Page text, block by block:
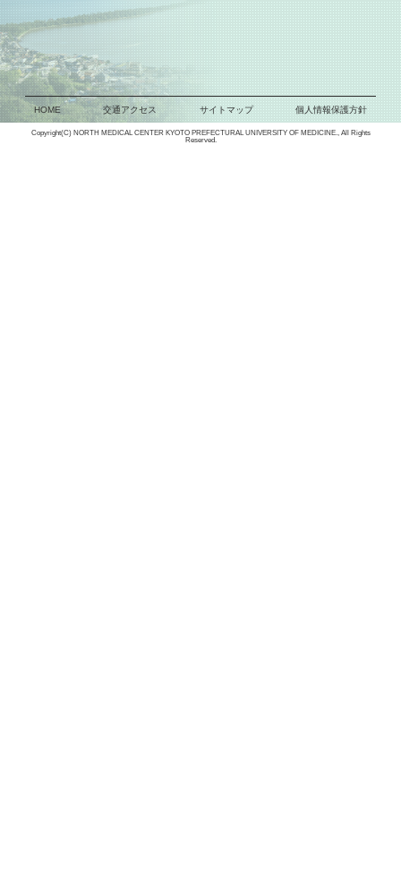
HOME 交通アクセス サイトマップ 個人情報保護方針
Copyright(C) NORTH MEDICAL CENTER KYOTO PREFECTURAL UNIVERSITY OF MEDICINE., All Rights
Reserved.